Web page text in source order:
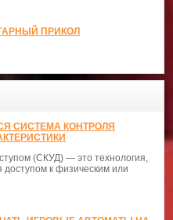
ПРИКОЛ
СИСТЕМА КОНТРОЛЯ
(СКУД) — это технология,
к физическим или